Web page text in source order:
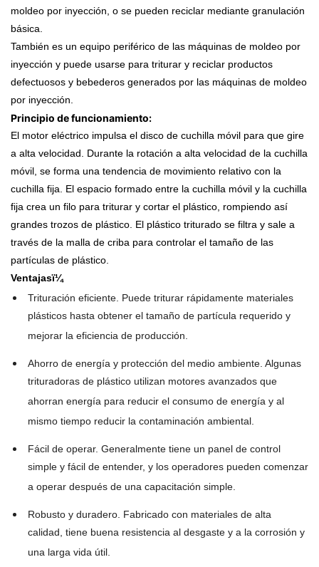
moldeo por inyección, o se pueden reciclar mediante granulación
básica.
También es un equipo periférico de las máquinas de moldeo por
inyección y puede usarse para triturar y reciclar productos
defectuosos y bebederos generados por las máquinas de moldeo
por inyección.
Principio de funcionamiento:
El motor eléctrico impulsa el disco de cuchilla móvil para que gire
a alta velocidad. Durante la rotación a alta velocidad de la cuchilla
móvil, se forma una tendencia de movimiento relativo con la
cuchilla fija. El espacio formado entre la cuchilla móvil y la cuchilla
fija crea un filo para triturar y cortar el plástico, rompiendo así
grandes trozos de plástico. El plástico triturado se filtra y sale a
través de la malla de criba para controlar el tamaño de las
partículas de plástico.
Ventajasï¼
Trituración eficiente. Puede triturar rápidamente materiales
plásticos hasta obtener el tamaño de partícula requerido y
mejorar la eficiencia de producción.
Ahorro de energía y protección del medio ambiente. Algunas
trituradoras de plástico utilizan motores avanzados que
ahorran energía para reducir el consumo de energía y al
mismo tiempo reducir la contaminación ambiental.
Fácil de operar. Generalmente tiene un panel de control
simple y fácil de entender, y los operadores pueden comenzar
a operar después de una capacitación simple.
Robusto y duradero. Fabricado con materiales de alta
calidad, tiene buena resistencia al desgaste y a la corrosión y
una larga vida útil.